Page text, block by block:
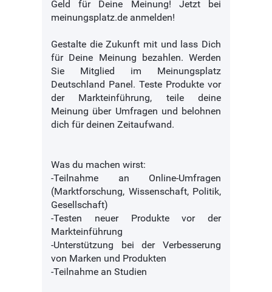
Geld für Deine Meinung! Jetzt bei
meinungsplatz.de anmelden!
Gestalte die Zukunft mit und lass Dich
für Deine Meinung bezahlen. Werden
Sie Mitglied im Meinungsplatz
Deutschland Panel. Teste Produkte vor
der Markteinführung, teile deine
Meinung über Umfragen und belohnen
dich für deinen Zeitaufwand.
Was du machen wirst:
-Teilnahme an Online-Umfragen
(Marktforschung, Wissenschaft, Politik,
Gesellschaft)
-Testen neuer Produkte vor der
Markteinführung
-Unterstützung bei der Verbesserung
von Marken und Produkten
-Teilnahme an Studien